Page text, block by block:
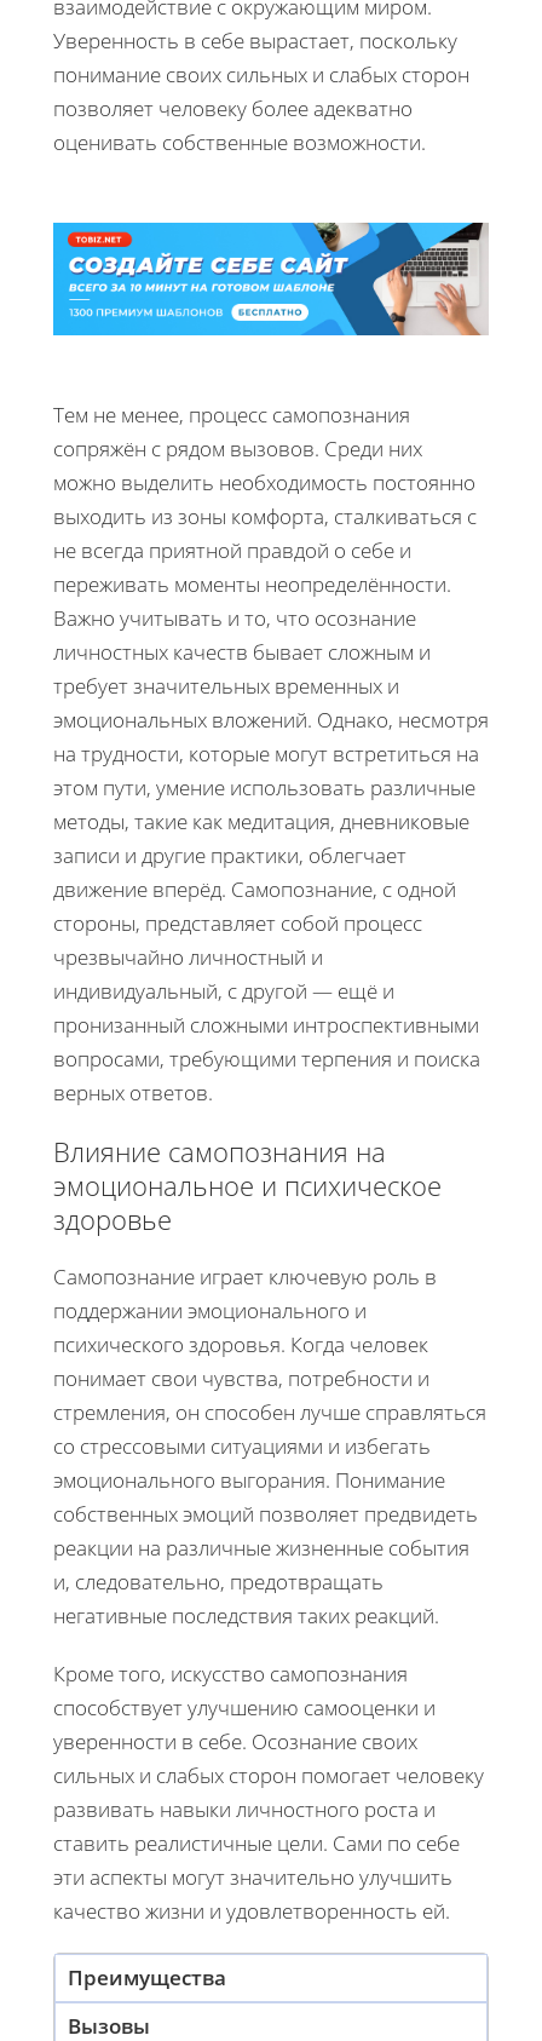
взаимодействие с окружающим миром.
Уверенность в себе вырастает, поскольку
понимание своих сильных и слабых сторон
позволяет человеку более адекватно
оценивать собственные возможности.
Тем не менее, процесс самопознания
сопряжён с рядом вызовов. Среди них
можно выделить необходимость постоянно
выходить из зоны комфорта, сталкиваться с
не всегда приятной правдой о себе и
переживать моменты неопределённости.
Важно учитывать и то, что осознание
личностных качеств бывает сложным и
требует значительных временных и
эмоциональных вложений. Однако, несмотря
на трудности, которые могут встретиться на
этом пути, умение использовать различные
методы, такие как медитация, дневниковые
записи и другие практики, облегчает
движение вперёд. Самопознание, с одной
стороны, представляет собой процесс
чрезвычайно личностный и
индивидуальный, с другой — ещё и
пронизанный сложными интроспективными
вопросами, требующими терпения и поиска
верных ответов.
Влияние самопознания на
эмоциональное и психическое
здоровье
Самопознание играет ключевую роль в
поддержании эмоционального и
психического здоровья. Когда человек
понимает свои чувства, потребности и
стремления, он способен лучше справляться
со стрессовыми ситуациями и избегать
эмоционального выгорания. Понимание
собственных эмоций позволяет предвидеть
реакции на различные жизненные события
и, следовательно, предотвращать
негативные последствия таких реакций.
Кроме того, искусство самопознания
способствует улучшению самооценки и
уверенности в себе. Осознание своих
сильных и слабых сторон помогает человеку
развивать навыки личностного роста и
ставить реалистичные цели. Сами по себе
эти аспекты могут значительно улучшить
качество жизни и удовлетворенность ей.
Преимущества
Вызовы